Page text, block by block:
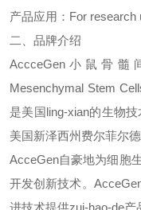
产品应用： For research
二、品牌介绍
AccceGen 小鼠骨髓
Mesenchymal Stem
是美国ling-xian的生物技
美国新泽西州费尔菲尔
AcceGen自豪地为细胞
开发创新技术。
进技术提供zui-hao-de产